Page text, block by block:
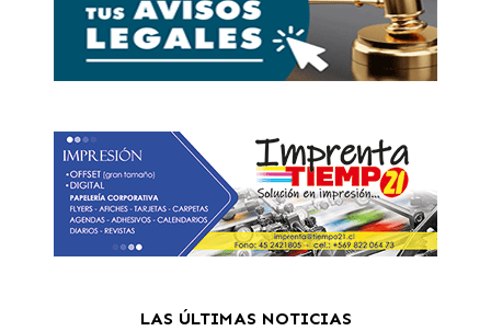
LAS ÚLTIMAS NOTICIAS